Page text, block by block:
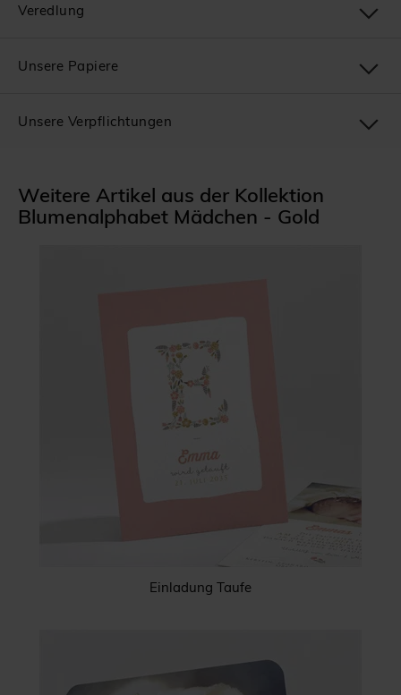
Weitere Artikel aus der Kollektion
Blumenalphabet Mädchen - Gold
Einladung Taufe
Veredlung
Unsere Papiere
Unsere Verpflichtungen